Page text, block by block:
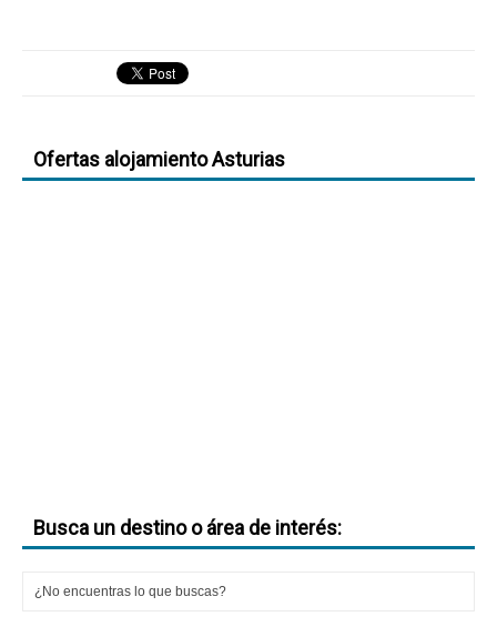
Ofertas alojamiento Asturias
Busca un destino o área de interés: